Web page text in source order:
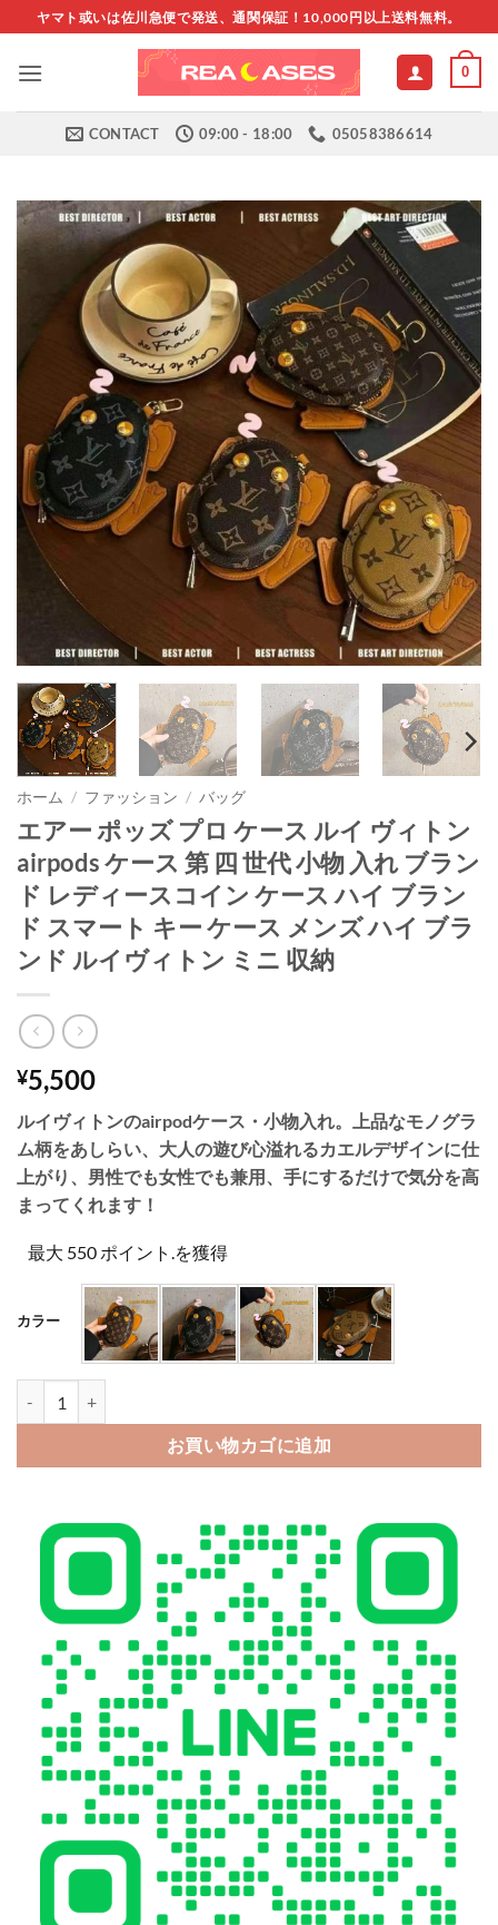
to
content
ヤマト或いは佐川急便で発送、通関保証！10,000円以上送料無料。
0
CONTACT 09:00 - 18:00 05058386614
ホーム / ファッション / バッグ
エアー ポッズ プロ ケース ルイ ヴィトン
airpods ケース 第 四 世代 小物 入れ ブラン
ド レディースコイン ケース ハイ ブラン
ド スマート キー ケース メンズ ハイ ブラ
ンド ルイヴィトン ミニ 収納
¥5,500
ルイヴィトンのairpodケース・小物入れ。上品なモノグラ
ム柄をあしらい、大人の遊び心溢れるカエルデザインに仕
上がり、男性でも女性でも兼用、手にするだけで気分を高
まってくれます！
最大 550 ポイント.を獲得
カラー
お買い物カゴに追加